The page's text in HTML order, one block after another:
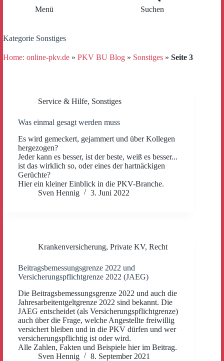
Menü Suchen
Kategorie Sonstiges
Home: online-pkv.de » PKV BU Blog » Sonstiges » Seite 3
Service & Hilfe, Sonstiges
Was einmal gesagt werden muss
Es wird gemeckert, gejammert und über Kollegen
hergezogen?
Jeder kann es besser, ist der beste, weiß es besser...
ist das wirklich so, oder eines der hartnäckigen
Gerüchte?
Hier ein kleiner Einblick in die PKV-Branche.
Sven Hennig
3. Juni 2022
Krankenversicherung, Private KV, Recht
Beitragsbemessungsgrenze 2022 und
Versicherungspflichtgrenze 2022 (JAEG)
Die Beitragsbemessungsgrenze 2022 und auch die
Jahresarbeitentgeltgrenze 2022 sind bekannt. Die
JAEG entscheidet (als Versicherungspflichtgrenze)
auch über die Frage, welche Angestellte freiwillig
versichert bleiben und in die PKV dürfen und wer
versicherungspflichtig ist oder wird.
Alle Zahlen, Fakten und Beispiele hier im Beitrag.
Sven Hennig
8. September 2021